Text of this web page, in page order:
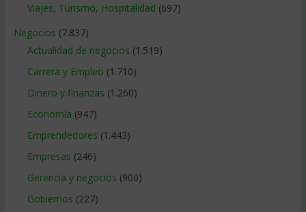
Viajes, Turismo, Hospitalidad (697)
Negocios (7.837)
Actualidad de negocios (1.519)
Carrera y Empleo (1.710)
Dinero y finanzas (1.260)
Economía (947)
Emprendedores (1.443)
Empresas (246)
Gerencia y negocios (900)
Gobiernos (227)